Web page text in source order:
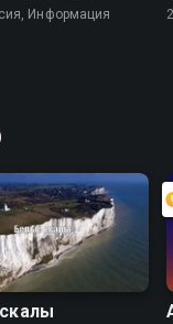
Информация